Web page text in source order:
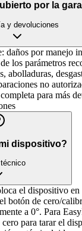
por la
y devoluciones
daños por manejo
los parámetros
abolladuras,
no
para más
dispositivo?
el dispositivo
botón de cero/
a 0°. Para
para tarar el